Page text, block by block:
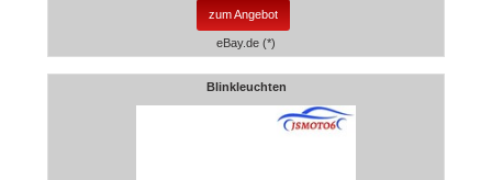
zum Angebot
eBay.de (*)
Blinkleuchten